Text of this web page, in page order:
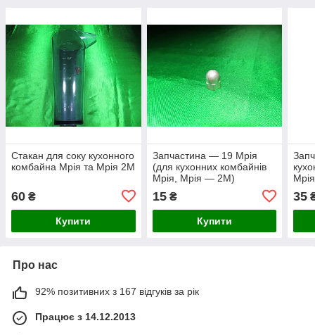
Стакан для соку кухонного
комбайна Мрія та Мрія 2М
60 ₴
Купити
Запчастина — 19 Мрія
(для кухонних комбайнів
Мрія, Мрія — 2М)
15₴
Купити
35
Про нас
92% позитивних з 167 відгуків за рік
Працює з 14.12.2013